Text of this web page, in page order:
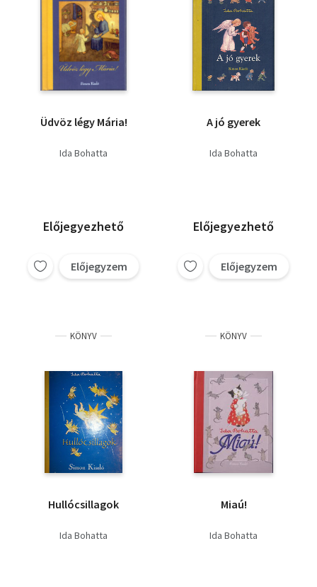
Üdvöz légy Mária!
Ida Bohatta
Előjegyezhető
Előjegyzem
A jó gyerek
Ida Bohatta
Előjegyezhető
Előjegyzem
KÖNYV
Hullócsillagok
Ida Bohatta
KÖNYV
Miaú!
Ida Bohatta